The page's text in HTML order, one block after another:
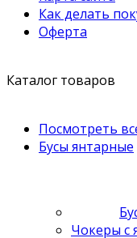
Как делать
Оферта
Каталог товаров
Посмотреть
Бусы янтарные
Чокеры с